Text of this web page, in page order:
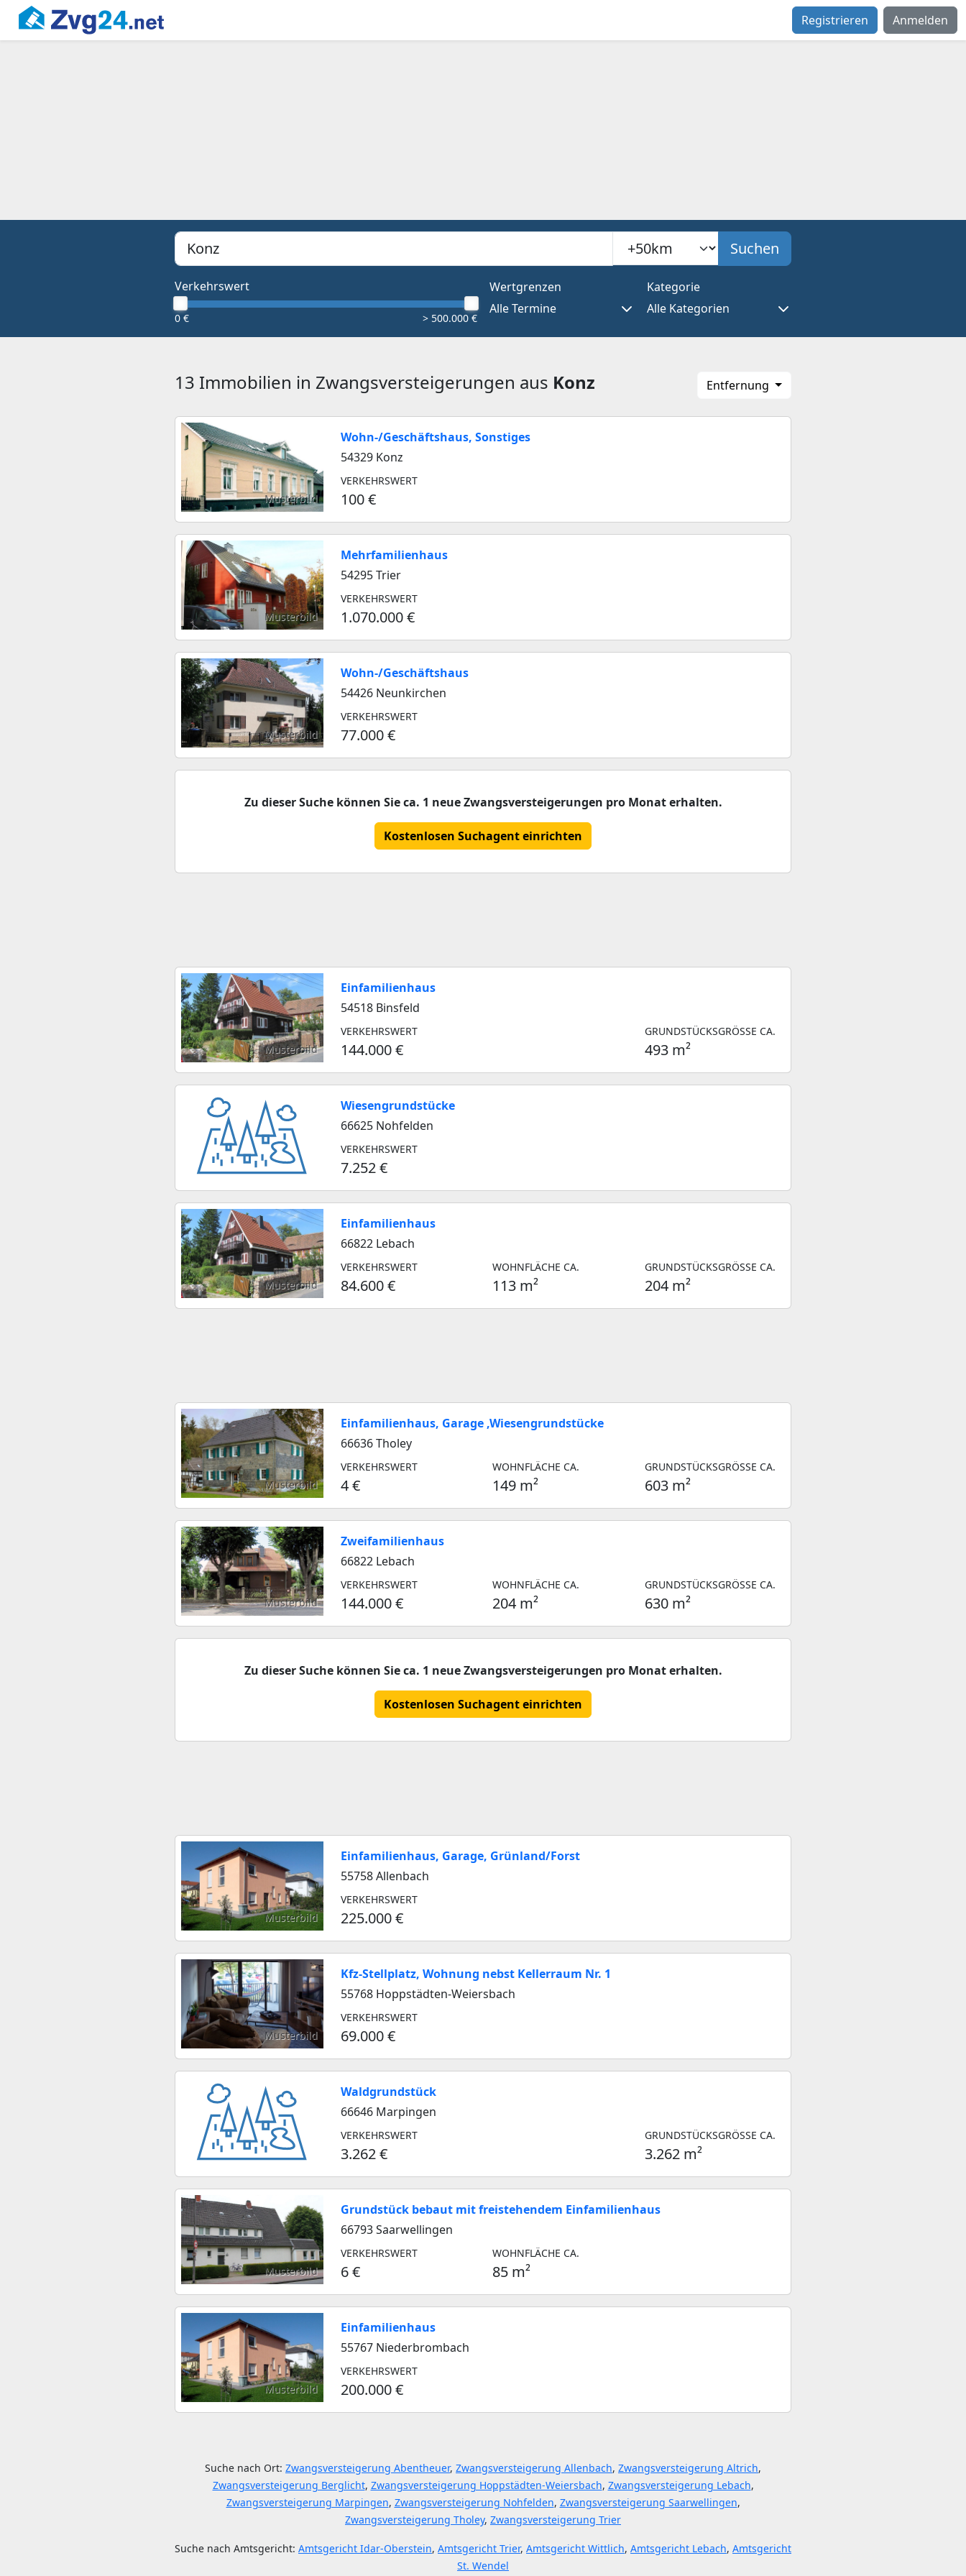
Registrieren Anmelden
PLZ, Ort oder Bundesland Suchradius Suchen
Verkehrswert
0 € > 500.000 €
Wertgrenzen
Alle Termine
Kategorie
Alle Kategorien
13 Immobilien in Zwangsversteigerungen aus Konz Entfernung
Musterbild
Wohn-/Geschäftshaus, Sonstiges
54329 Konz
VERKEHRSWERT
100 €
Musterbild
Mehrfamilienhaus
54295 Trier
VERKEHRSWERT
1.070.000 €
Musterbild
Wohn-/Geschäftshaus
54426 Neunkirchen
VERKEHRSWERT
77.000 €
Zu dieser Suche können Sie ca. 1 neue Zwangsversteigerungen pro Monat erhalten.
Kostenlosen Suchagent einrichten
Musterbild
Einfamilienhaus
54518 Binsfeld
VERKEHRSWERT
144.000 €
GRUNDSTÜCKSGRÖSSE CA.
493 m²
Wiesengrundstücke
66625 Nohfelden
VERKEHRSWERT
7.252 €
Musterbild
Einfamilienhaus
66822 Lebach
VERKEHRSWERT
84.600 €
WOHNFLÄCHE CA.
113 m²
GRUNDSTÜCKSGRÖSSE CA.
204 m²
Musterbild
Einfamilienhaus, Garage ,Wiesengrundstücke
66636 Tholey
VERKEHRSWERT
4 €
WOHNFLÄCHE CA.
149 m²
GRUNDSTÜCKSGRÖSSE CA.
603 m²
Musterbild
Zweifamilienhaus
66822 Lebach
VERKEHRSWERT
144.000 €
WOHNFLÄCHE CA.
204 m²
GRUNDSTÜCKSGRÖSSE CA.
630 m²
Zu dieser Suche können Sie ca. 1 neue Zwangsversteigerungen pro Monat erhalten.
Kostenlosen Suchagent einrichten
Musterbild
Einfamilienhaus, Garage, Grünland/Forst
55758 Allenbach
VERKEHRSWERT
225.000 €
Musterbild
Kfz-Stellplatz, Wohnung nebst Kellerraum Nr. 1
55768 Hoppstädten-Weiersbach
VERKEHRSWERT
69.000 €
Waldgrundstück
66646 Marpingen
VERKEHRSWERT
3.262 €
GRUNDSTÜCKSGRÖSSE CA.
3.262 m²
Musterbild
Grundstück bebaut mit freistehendem Einfamilienhaus
66793 Saarwellingen
VERKEHRSWERT
6 €
WOHNFLÄCHE CA.
85 m²
Musterbild
Einfamilienhaus
55767 Niederbrombach
VERKEHRSWERT
200.000 €
Suche nach Ort: Zwangsversteigerung Abentheuer, Zwangsversteigerung Allenbach, Zwangsversteigerung Altrich,
Zwangsversteigerung Berglicht, Zwangsversteigerung Hoppstädten-Weiersbach, Zwangsversteigerung Lebach,
Zwangsversteigerung Marpingen, Zwangsversteigerung Nohfelden, Zwangsversteigerung Saarwellingen,
Zwangsversteigerung Tholey, Zwangsversteigerung Trier
Suche nach Amtsgericht: Amtsgericht Idar-Oberstein, Amtsgericht Trier, Amtsgericht Wittlich, Amtsgericht Lebach, Amtsgericht
St. Wendel